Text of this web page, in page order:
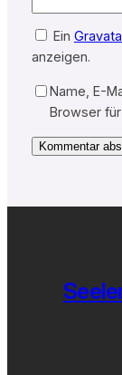
Ein
anzeigen.
Name, E-
Browser